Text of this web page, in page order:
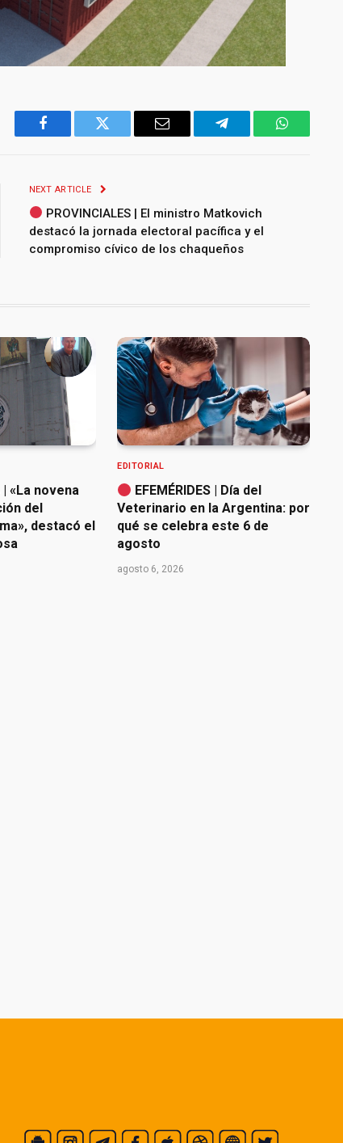
Facebook Twitter Email Telegram WhatsApp
NEXT ARTICLE
PROVINCIALES | El ministro Matkovich
destacó la jornada electoral pacífica y el
compromiso cívico de los chaqueños
| «La novena
del
destacó el
EDITORIAL
EFEMÉRIDES | Día del
Veterinario en la Argentina: por
qué se celebra este 6 de
agosto
agosto 6, 2026